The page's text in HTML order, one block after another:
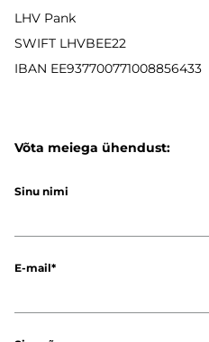
LHV Pank
SWIFT LHVBEE22
IBAN EE937700771008856433
Võta meiega ühendust:
Sinu nimi
E-mail